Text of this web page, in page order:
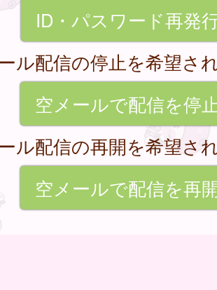
ID・パスワード再発
ル配信の停止を希望さ
空メールで配信を停
ル配信の再開を希望さ
空メールで配信を再